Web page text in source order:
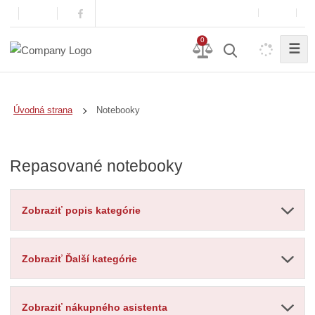
0
☰
Úvodná strana Notebooky
Repasované notebooky
Zobraziť popis kategórie
Zobraziť Ďalší kategórie
Zobraziť nákupného asistenta